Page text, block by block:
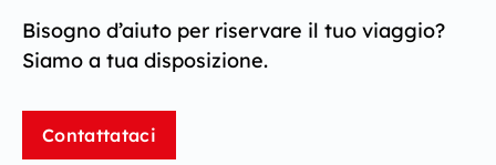
Bisogno d’aiuto per riservare il tuo viaggio?
Siamo a tua disposizione.
Contattataci